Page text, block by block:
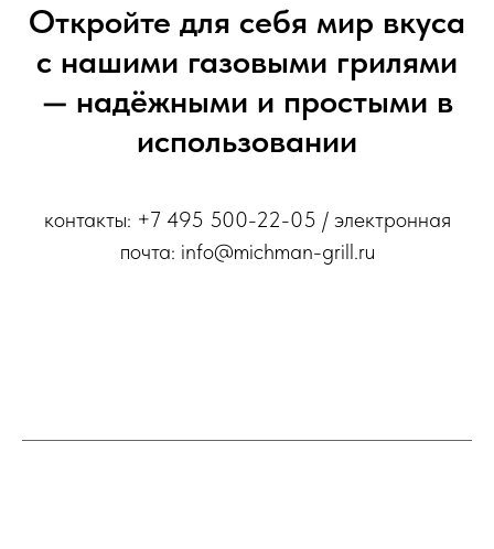
Откройте для себя мир вкуса
с нашими газовыми грилями
— надёжными и простыми в
использовании
контакты: +7 495 500-22-05 / электронная
почта: info@michman-grill.ru